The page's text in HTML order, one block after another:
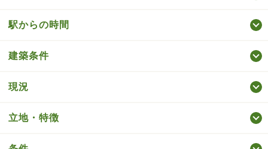
駅からの時間
建築条件
現況
立地・特徴